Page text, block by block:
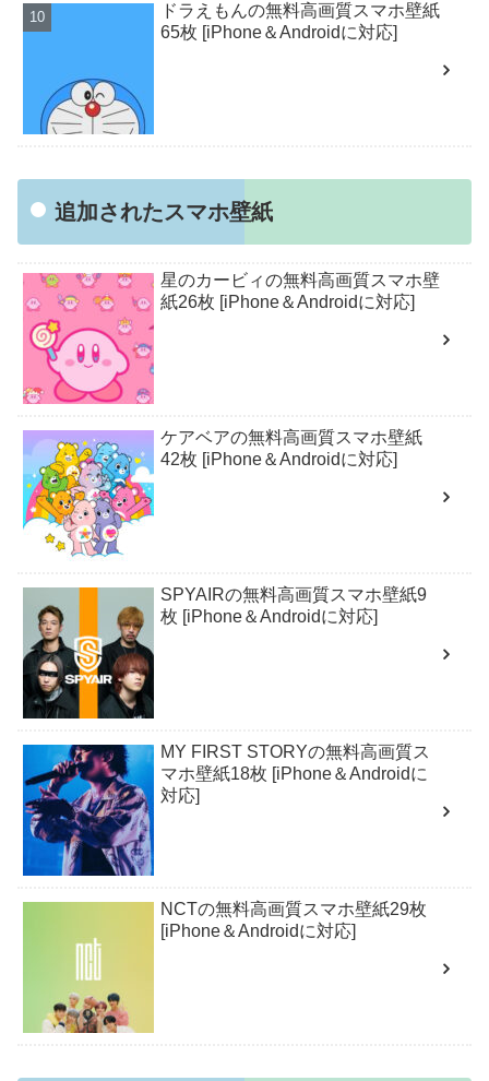
ドラえもんの無料高画質スマホ壁紙
65枚 [iPhone＆Androidに対応]
追加されたスマホ壁紙
星のカービィの無料高画質スマホ壁
紙26枚 [iPhone＆Androidに対応]
ケアベアの無料高画質スマホ壁紙
42枚 [iPhone＆Androidに対応]
SPYAIRの無料高画質スマホ壁紙9
枚 [iPhone＆Androidに対応]
MY FIRST STORYの無料高画質ス
マホ壁紙18枚 [iPhone＆Androidに
対応]
NCTの無料高画質スマホ壁紙29枚
[iPhone＆Androidに対応]